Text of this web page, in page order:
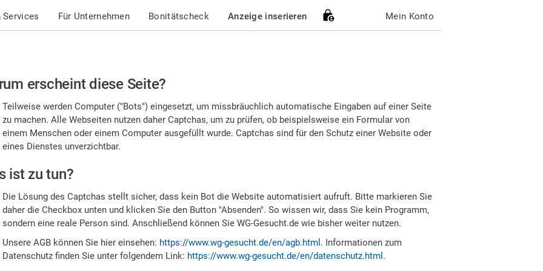
Services Für Unternehmen Bonitätscheck Anzeige inserieren Mein Konto
erscheint diese Seite?
Teilweise werden Computer ("Bots") eingesetzt, um missbräuchlich automatische Eingaben auf einer Seite
zu machen. Alle Webseiten nutzen daher Captchas, um zu prüfen, ob beispielsweise ein Formular von
einem Menschen oder einem Computer ausgefüllt wurde. Captchas sind für den Schutz einer Website oder
eines Dienstes unverzichtbar.
ist zu tun?
Die Lösung des Captchas stellt sicher, dass kein Bot die Website automatisiert aufruft. Bitte markieren Sie
daher die Checkbox unten und klicken Sie den Button "Absenden". So wissen wir, dass Sie kein Programm,
sondern eine reale Person sind. Anschließend können Sie WG-Gesucht.de wie bisher weiter nutzen.
Unsere AGB können Sie hier einsehen: https://www.wg-gesucht.de/en/agb.html . Informationen zum
Datenschutz finden Sie unter folgendem Link: https://www.wg-gesucht.de/en/datenschutz.html .